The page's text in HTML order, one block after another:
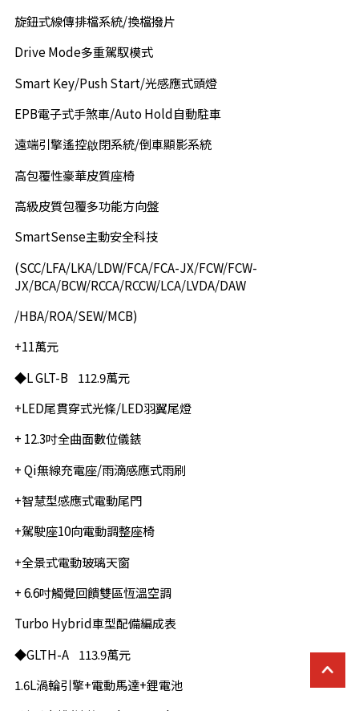
旋鈕式線傳排檔系統/換檔撥片
Drive Mode多重駕馭模式
Smart Key/Push Start/光感應式頭燈
EPB電子式手煞車/Auto Hold自動駐車
遠端引擎遙控啟閉系統/倒車顯影系統
高包覆性豪華皮質座椅
高級皮質包覆多功能方向盤
SmartSense主動安全科技
(SCC/LFA/LKA/LDW/FCA/FCA-JX/FCW/FCW-
JX/BCA/BCW/RCCA/RCCW/LCA/LVDA/DAW
/HBA/ROA/SEW/MCB)
+11萬元
◆L GLT-B 112.9萬元
+LED尾貫穿式光條/LED羽翼尾燈
+ 12.3吋全曲面數位儀錶
+ Qi無線充電座/雨滴感應式雨刷
+智慧型感應式電動尾門
+駕駛座10向電動調整座椅
+全景式電動玻璃天窗
+ 6.6吋觸覺回饋雙區恆溫空調
Turbo Hybrid車型配備編成表
◆GLTH-A 113.9萬元
1.6L渦輪引擎+電動馬達+鋰電池